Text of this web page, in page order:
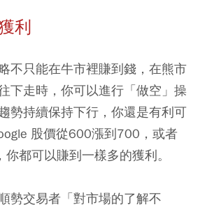
利
不只能在牛市裡賺到錢，在熊市
下走時，你可以進行「做空」操
勢持續保持下行，你還是有利可
股價從600漲到700，或者
都可以賺到一樣多的獲利。
勢交易者「對市場的了解不